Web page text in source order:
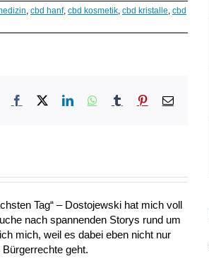
, cbd hanf, cbd kosmetik, cbd kristalle, cbd
Facebook
X LinkedInWhatsApp
TumblrPinterest
E-
Tag“ – Dostojewski hat mich voll
nach spannenden Storys rund um
mich, weil es dabei eben nicht nur
geht.